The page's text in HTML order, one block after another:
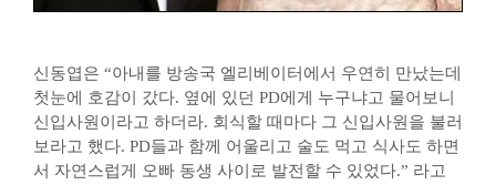
신동엽은 “아내를 방송국 엘리베이터에서 우연히 만났는데
첫눈에 호감이 갔다. 옆에 있던 PD에게 누구냐고 물어보니
신입사원이라고 하더라. 회식할 때마다 그 신입사원을 불러
보라고 했다. PD들과 함께 어울리고 술도 먹고 식사도 하면
서 자연스럽게 오빠 동생 사이로 발전할 수 있었다.” 라고